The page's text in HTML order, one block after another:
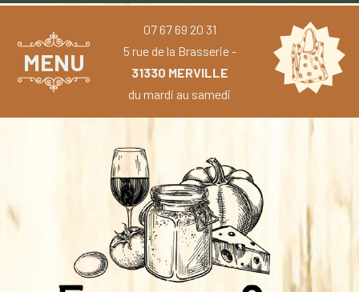
MENU
07 67 69 20 31
5 rue de la Brasserie -
31330 MERVILLE
du mardi au samedi